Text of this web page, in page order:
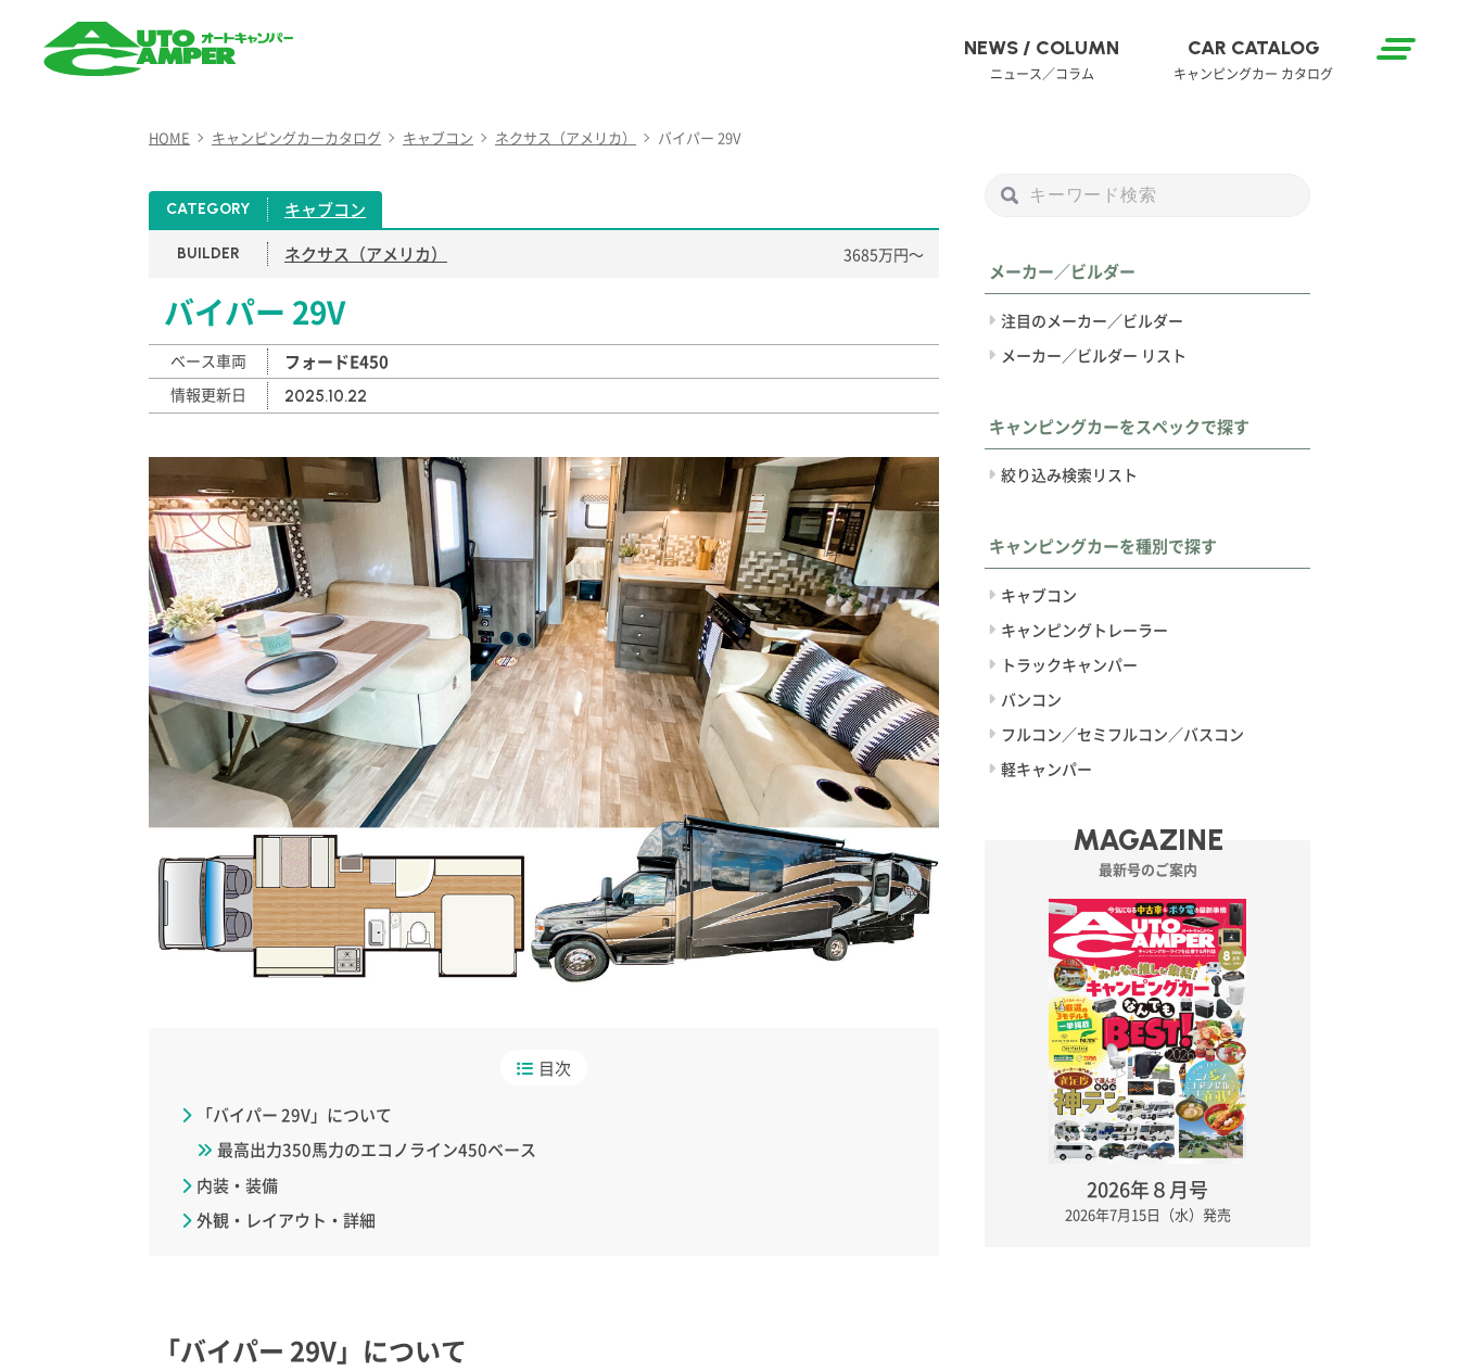
キャンパー）
NEWS / COLUMN
ニュース／コラム
CAR CATALOG
キャンピングカー カタログ
HOME キャンピングカーカタログ キャブコン ネクサス（アメリカ） バイパー 29V
CATEGORY キャブコン
BUILDER ネクサス（アメリカ） 3685万円〜
バイパー 29V
ベース車両 フォードE450
情報更新日 2025.10.22
目次
「バイパー 29V」について
最高出力350馬力のエコノライン450ベース
内装・装備
外観・レイアウト・詳細
「バイパー 29V」について
メーカー／ビルダー
注目のメーカー／ビルダー
メーカー／ビルダー リスト
キャンピングカーをスペックで探す
絞り込み検索リスト
キャンピングカーを種別で探す
キャブコン
キャンピングトレーラー
トラックキャンパー
バンコン
フルコン／セミフルコン／バスコン
軽キャンパー
MAGAZINE
最新号のご案内
2026年８月号
2026年7月15日（水）発売